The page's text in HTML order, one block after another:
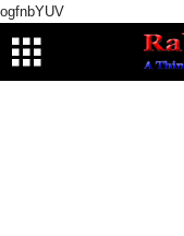
ogfnbYUV